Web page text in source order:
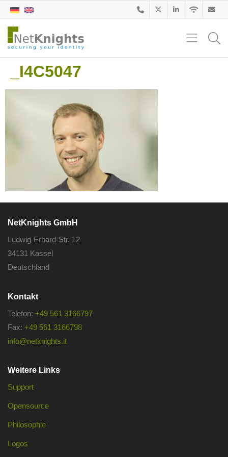
_I4C5047
NetKnights GmbH
Ludwig-Erhard-Str. 12
34131 Kassel
Deutschland
Kontakt
Telefon: +49 561 3166797
Fax: +49 561 3166798
info@netknights.it
Weitere Links
Support
Opensource
Philosophie
Logos